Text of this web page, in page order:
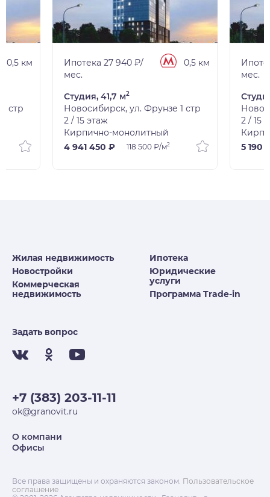
0,5 км
стр
Ипотека 27 940 ₽/
мес.
0,5 км
Студия, 41,7 м2
Новосибирск, ул. Фрунзе 1 стр
2 / 15 этаж
Кирпично-монолитный
4 941 450 ₽
118 500 ₽/м2
мес.
2 / 15
5 190
Жилая недвижимость
Новостройки
Коммерческая
недвижимость
Ипотека
Юридические
услуги
Программа Trade-in
Задать вопрос
+7 (383) 203-11-11
ok@granovit.ru
О компани
Офисы
Все права защищены и охраняются законом. Пользовательское
соглашение